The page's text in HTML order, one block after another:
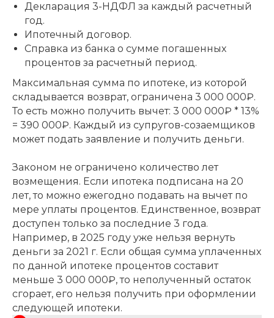
Декларация 3-НДФЛ за каждый расчетный
год.
Ипотечный договор.
Справка из банка о сумме погашенных
процентов за расчетный период.
Максимальная сумма по ипотеке, из которой
складывается возврат, ограничена 3 000 000₽.
То есть можно получить вычет: 3 000 000₽ * 13%
= 390 000₽. Каждый из супругов-созаемщиков
может подать заявление и получить деньги.
Законом не ограничено количество лет
возмещения. Если ипотека подписана на 20
лет, то можно ежегодно подавать на вычет по
мере уплаты процентов. Единственное, возврат
доступен только за последние 3 года.
Например, в 2025 году уже нельзя вернуть
деньги за 2021 г. Если общая сумма уплаченных
по данной ипотеке процентов составит
меньше 3 000 000₽, то неполученный остаток
сгорает, его нельзя получить при оформлении
следующей ипотеки.